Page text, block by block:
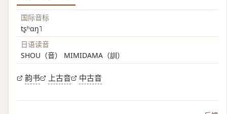
国际音标
tʂʰɑŋ˥
日语读音
SHOU（音） MIMIDAMA（訓）
韵书 上古音 中古音